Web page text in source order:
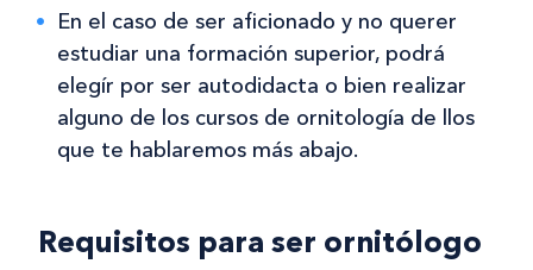
En el caso de ser aficionado y no querer
estudiar una formación superior, podrá
elegír por ser autodidacta o bien realizar
alguno de los cursos de ornitología de llos
que te hablaremos más abajo.
Requisitos para ser ornitólogo